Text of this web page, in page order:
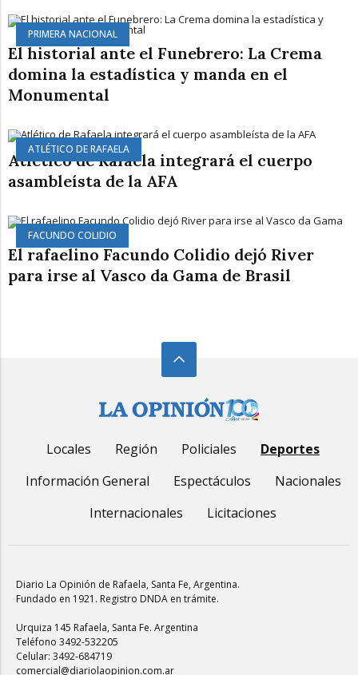
PRIMERA NACIONAL
El historial ante el Funebrero: La Crema
domina la estadística y manda en el
Monumental
ATLÉTICO DE RAFAELA
Atlético de Rafaela integrará el cuerpo
asambleísta de la AFA
FACUNDO COLIDIO
El rafaelino Facundo Colidio dejó River
para irse al Vasco da Gama de Brasil
Locales Región Policiales
Deportes
Información General
Espectáculos
Nacionales
Internacionales
Licitaciones
Diario La Opinión de Rafaela, Santa Fe, Argentina.
Fundado en 1921. Registro DNDA en trámite.
Urquiza 145 Rafaela, Santa Fe. Argentina
Teléfono 3492-532205
Celular: 3492-684719
comercial@diariolaopinion.com.ar